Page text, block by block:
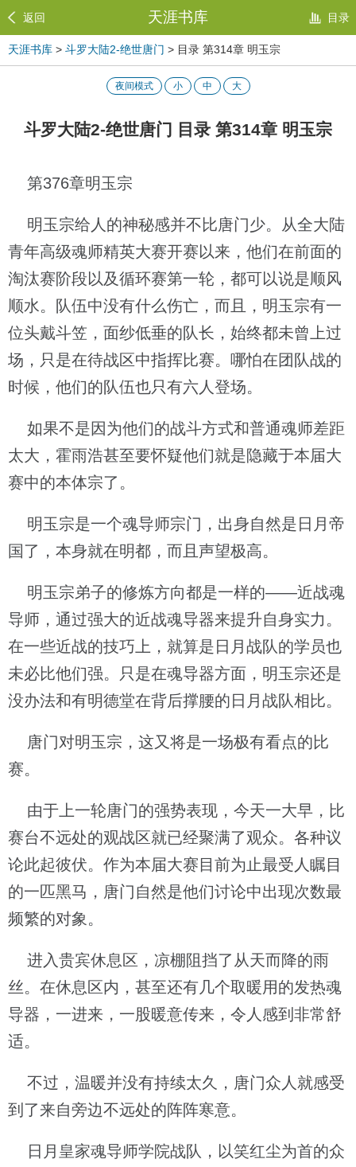
返回 天涯书库 目录
天涯书库 > 斗罗大陆2-绝世唐门 > 目录 第314章 明玉宗
夜间模式 小 中 大
斗罗大陆2-绝世唐门 目录 第314章 明玉宗
第376章明玉宗
明玉宗给人的神秘感并不比唐门少。从全大陆
青年高级魂师精英大赛开赛以来，他们在前面的
淘汰赛阶段以及循环赛第一轮，都可以说是顺风
顺水。队伍中没有什么伤亡，而且，明玉宗有一
位头戴斗笠，面纱低垂的队长，始终都未曾上过
场，只是在待战区中指挥比赛。哪怕在团队战的
时候，他们的队伍也只有六人登场。
如果不是因为他们的战斗方式和普通魂师差距
太大，霍雨浩甚至要怀疑他们就是隐藏于本届大
赛中的本体宗了。
明玉宗是一个魂导师宗门，出身自然是日月帝
国了，本身就在明都，而且声望极高。
明玉宗弟子的修炼方向都是一样的——近战魂
导师，通过强大的近战魂导器来提升自身实力。
在一些近战的技巧上，就算是日月战队的学员也
未必比他们强。只是在魂导器方面，明玉宗还是
没办法和有明德堂在背后撑腰的日月战队相比。
唐门对明玉宗，这又将是一场极有看点的比
赛。
由于上一轮唐门的强势表现，今天一大早，比
赛台不远处的观战区就已经聚满了观众。各种议
论此起彼伏。作为本届大赛目前为止最受人瞩目
的一匹黑马，唐门自然是他们讨论中出现次数最
频繁的对象。
进入贵宾休息区，凉棚阻挡了从天而降的雨
丝。在休息区内，甚至还有几个取暖用的发热魂
导器，一进来，一股暖意传来，令人感到非常舒
适。
不过，温暖并没有持续太久，唐门众人就感受
到了来自旁边不远处的阵阵寒意。
日月皇家魂导师学院战队，以笑红尘为首的众